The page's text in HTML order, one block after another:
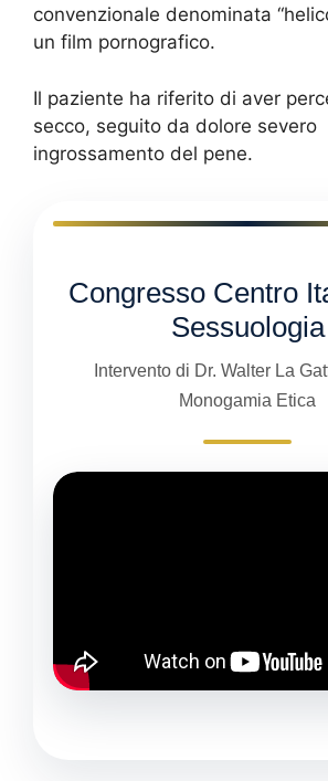
convenzionale denominata
un film pornografico.
Il paziente ha riferito di aver
secco, seguito da dolore severo
ingrossamento del pene.
Congresso Centro
Sessuologia
Intervento di Dr. Walter La
Monogamia Etica